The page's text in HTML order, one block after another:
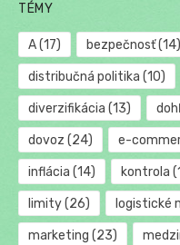
TÉMY
A(17) bezpečnosť(14)
distribučná politika (10)
diverzifikácia (13)
dovoz (24) e-
inflácia (14) kontrola
limity(26) logistické
marketing (23)